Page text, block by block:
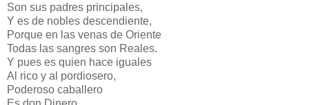
Son sus padres principales,
Y es de nobles descendiente,
Porque en las venas de Oriente
Todas las sangres son Reales.
Y pues es quien hace iguales
Al rico y al pordiosero,
Poderoso caballero